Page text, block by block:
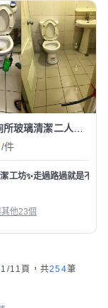
居家浴室廁所玻璃清潔二人施作
/件
工坊✨走過路過就是不要
他23個
11頁， 共254筆